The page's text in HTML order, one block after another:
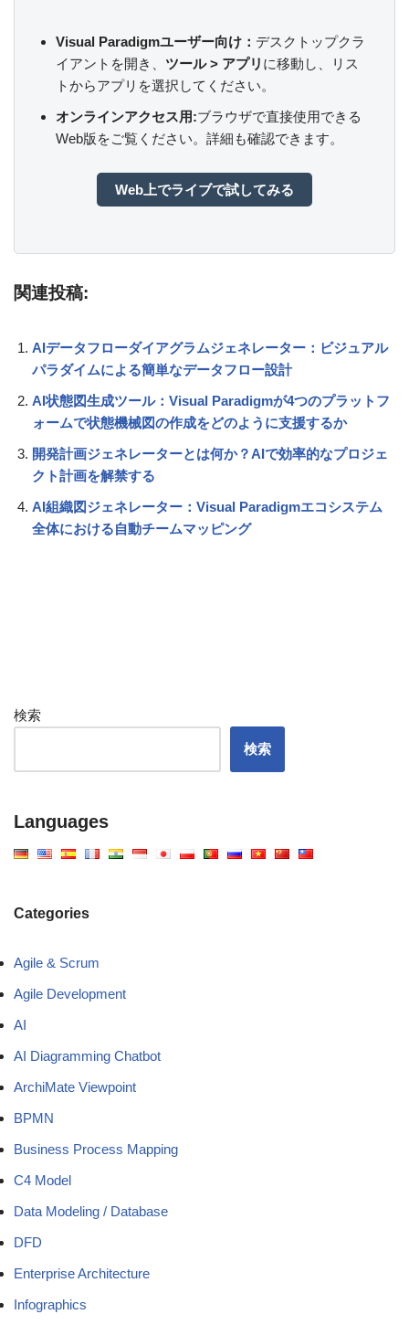
Visual Paradigmユーザー向け： デスクトップクラ
イアントを開き、 ツール > アプリ に移動し、リス
トからアプリを選択してください。
オンラインアクセス用:ブラウザで直接使用できる
Web版をご覧ください。詳細も確認できます。
Web上でライブで試してみる
関連投稿:
AIデータフローダイアグラムジェネレーター：ビジュアル
パラダイムによる簡単なデータフロー設計
AI状態図生成ツール：Visual Paradigmが4つのプラットフ
ォームで状態機械図の作成をどのように支援するか
開発計画ジェネレーターとは何か？AIで効率的なプロジェ
クト計画を解禁する
AI組織図ジェネレーター：Visual Paradigmエコシステム
全体における自動チームマッピング
検索
検索
Languages
Categories
Agile & Scrum
Agile Development
AI
AI Diagramming Chatbot
ArchiMate Viewpoint
BPMN
Business Process Mapping
C4 Model
Data Modeling / Database
DFD
Enterprise Architecture
Infographics